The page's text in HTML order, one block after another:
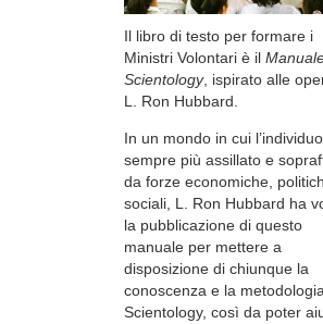
Il libro di testo per formare i
Ministri Volontari è il
Scientology, ispirato alle
L. Ron Hubbard.
In un mondo in cui
sempre più assillato e
da forze economiche,
sociali, L. Ron Hubbard ha
la pubblicazione di questo
manuale per mettere a
disposizione di chiunque la
conoscenza e la
Scientology, così da poter